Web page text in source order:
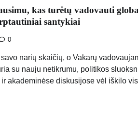
kas turėtų vadovauti
santykiai
0
narių skaičių, o Vakarų
su nauju netikrumu, politikos
akademinėse diskusijose vėl iškilo